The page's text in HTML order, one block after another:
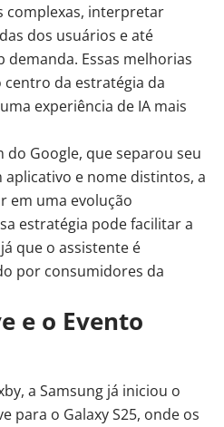
complexas, interpretar
dos usuários e até
demanda. Essas melhorias
da estratégia da
experiência de IA mais
Google, que separou seu
aplicativo e nome distintos, a
em uma evolução
estratégia pode facilitar a
que o assistente é
por consumidores da
e o Evento
a Samsung já iniciou o
para o Galaxy S25, onde os